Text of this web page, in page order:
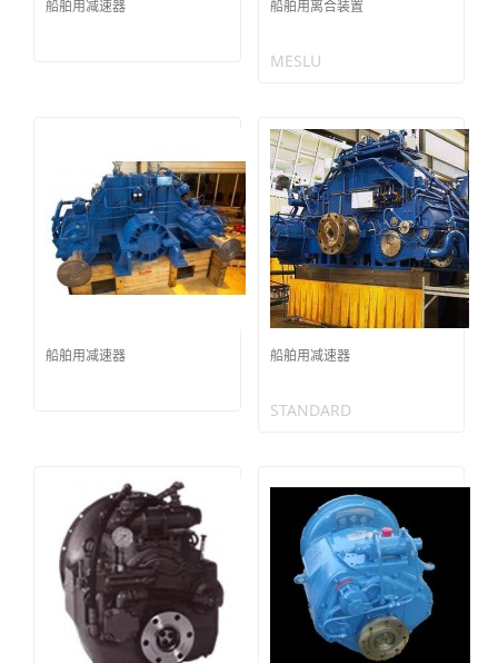
船舶用减速器 船舶用离合装置
MESLU
船舶用减速器 船舶用减速器
STANDARD